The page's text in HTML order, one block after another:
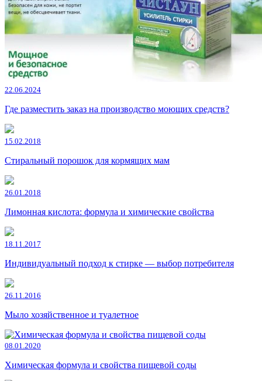
22.06.2024
Где разместить заказ на производство моющих средств?
15.02.2018
Стиральный порошок для кормящих мам
26.01.2018
Лимонная кислота: формула и химические свойства
18.11.2017
Индивидуальный подход к стирке — выбор потребителя
26.11.2016
Мыло хозяйственное и туалетное
08.01.2020
Химическая формула и свойства пищевой соды